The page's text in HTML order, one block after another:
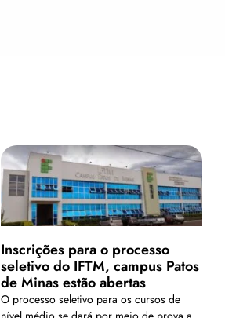
Inscrições para o processo
seletivo do IFTM, campus Patos
de Minas estão abertas
O processo seletivo para os cursos de